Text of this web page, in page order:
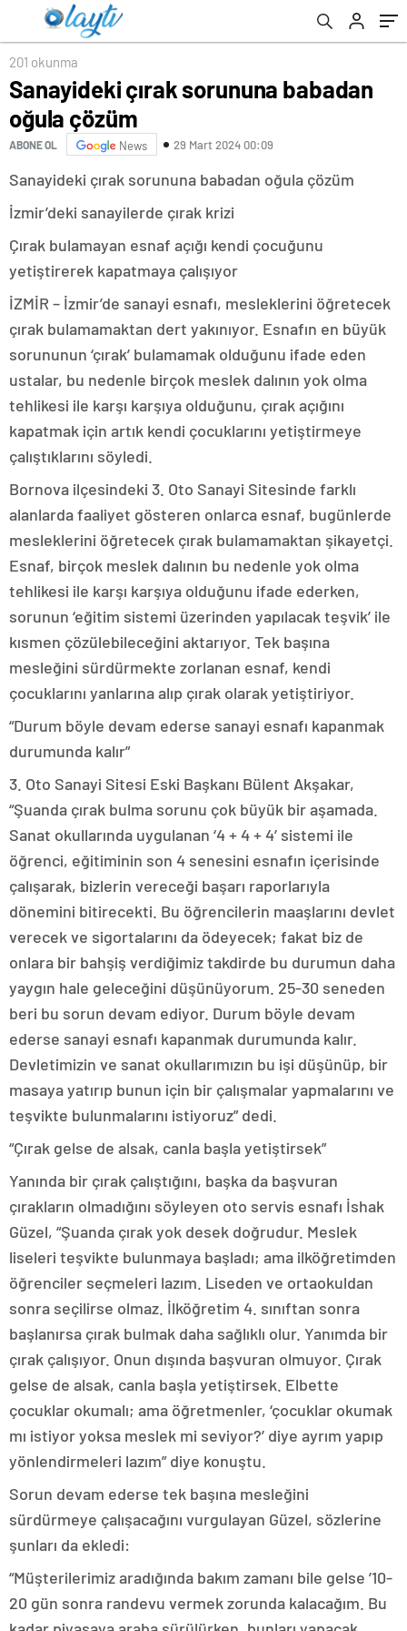
201 okunma
Sanayideki çırak sorununa babadan
oğula çözüm
ABONE OL News 29 Mart 2024 00:09
Sanayideki çırak sorununa babadan oğula çözüm
İzmir’deki sanayilerde çırak krizi
Çırak bulamayan esnaf açığı kendi çocuğunu
yetiştirerek kapatmaya çalışıyor
İZMİR – İzmir’de sanayi esnafı, mesleklerini öğretecek
çırak bulamamaktan dert yakınıyor. Esnafın en büyük
sorununun ‘çırak’ bulamamak olduğunu ifade eden
ustalar, bu nedenle birçok meslek dalının yok olma
tehlikesi ile karşı karşıya olduğunu, çırak açığını
kapatmak için artık kendi çocuklarını yetiştirmeye
çalıştıklarını söyledi.
Bornova ilçesindeki 3. Oto Sanayi Sitesinde farklı
alanlarda faaliyet gösteren onlarca esnaf, bugünlerde
mesleklerini öğretecek çırak bulamamaktan şikayetçi.
Esnaf, birçok meslek dalının bu nedenle yok olma
tehlikesi ile karşı karşıya olduğunu ifade ederken,
sorunun ‘eğitim sistemi üzerinden yapılacak teşvik’ ile
kısmen çözülebileceğini aktarıyor. Tek başına
mesleğini sürdürmekte zorlanan esnaf, kendi
çocuklarını yanlarına alıp çırak olarak yetiştiriyor.
“Durum böyle devam ederse sanayi esnafı kapanmak
durumunda kalır”
3. Oto Sanayi Sitesi Eski Başkanı Bülent Akşakar,
“Şuanda çırak bulma sorunu çok büyük bir aşamada.
Sanat okullarında uygulanan ‘4 + 4 + 4’ sistemi ile
öğrenci, eğitiminin son 4 senesini esnafın içerisinde
çalışarak, bizlerin vereceği başarı raporlarıyla
dönemini bitirecekti. Bu öğrencilerin maaşlarını devlet
verecek ve sigortalarını da ödeyecek; fakat biz de
onlara bir bahşiş verdiğimiz takdirde bu durumun daha
yaygın hale geleceğini düşünüyorum. 25-30 seneden
beri bu sorun devam ediyor. Durum böyle devam
ederse sanayi esnafı kapanmak durumunda kalır.
Devletimizin ve sanat okullarımızın bu işi düşünüp, bir
masaya yatırıp bunun için bir çalışmalar yapmalarını ve
teşvikte bulunmalarını istiyoruz” dedi.
“Çırak gelse de alsak, canla başla yetiştirsek”
Yanında bir çırak çalıştığını, başka da başvuran
çırakların olmadığını söyleyen oto servis esnafı İshak
Güzel, “Şuanda çırak yok desek doğrudur. Meslek
liseleri teşvikte bulunmaya başladı; ama ilköğretimden
öğrenciler seçmeleri lazım. Liseden ve ortaokuldan
sonra seçilirse olmaz. İlköğretim 4. sınıftan sonra
başlanırsa çırak bulmak daha sağlıklı olur. Yanımda bir
çırak çalışıyor. Onun dışında başvuran olmuyor. Çırak
gelse de alsak, canla başla yetiştirsek. Elbette
çocuklar okumalı; ama öğretmenler, ‘çocuklar okumak
mı istiyor yoksa meslek mi seviyor?’ diye ayrım yapıp
yönlendirmeleri lazım” diye konuştu.
Sorun devam ederse tek başına mesleğini
sürdürmeye çalışacağını vurgulayan Güzel, sözlerine
şunları da ekledi:
“Müşterilerimiz aradığında bakım zamanı bile gelse ’10-
20 gün sonra randevu vermek zorunda kalacağım. Bu